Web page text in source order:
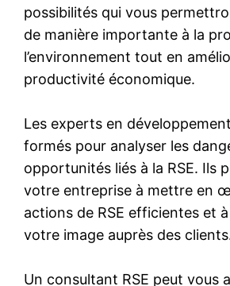
possibilités qui vous
de manière importante à la
l’environnement tout en
productivité économique.
Les experts en
formés pour analyser les
opportunités liés à la RSE. Ils
votre entreprise à mettre en
actions de RSE efficientes et
votre image auprès des
Un consultant RSE peut vous